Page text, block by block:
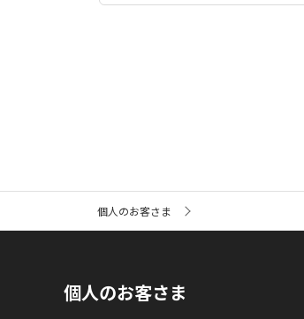
ト
個人のお客さま
個人のお客さま